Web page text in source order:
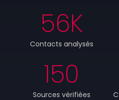
Contacts analysés
56K
Sources vérifiées
150